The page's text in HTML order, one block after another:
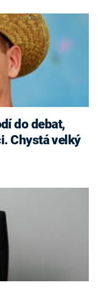
do debat,
Chystá velký